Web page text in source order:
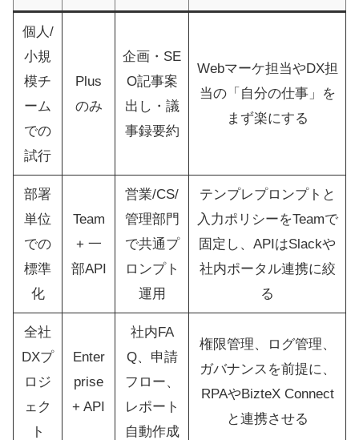
個人/
小規
模チ
ーム
での
試行
Plus
のみ
企画・SE
O記事案
出し・議
事録要約
Webマーケ担当やDX担
当の「自分の仕事」を
まず楽にする
部署
単位
での
標準
化
Team
+ 一
部API
営業/CS/
管理部門
で共通プ
ロンプト
運用
テンプレプロンプトと
入力ポリシーをTeamで
固定し、APIはSlackや
社内ポータル連携に絞
る
全社
DXプ
ロジ
ェク
ト
Enter
prise
+ API
社内FA
Q、申請
フロー、
レポート
自動作成
権限管理、ログ管理、
ガバナンスを前提に、
RPAやBizteX Connect
と連携させる